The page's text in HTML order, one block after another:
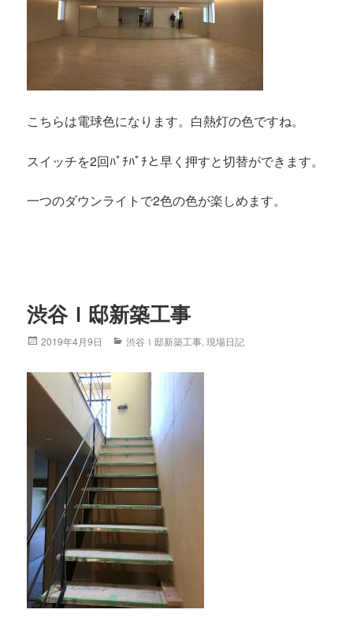
こちらは電球色になります。白熱灯の色ですね。
スイッチを2回ﾊﾟﾁﾊﾟﾁと早く押すと切替ができます。
一つのダウンライトで2色の色が楽しめます。
渋谷Ｉ邸新築工事
Posted
2019年4月9日 Categories
渋谷Ｉ邸新築工事,現場日記